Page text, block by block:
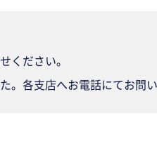
ください。
。各支店へお電話にてお問い